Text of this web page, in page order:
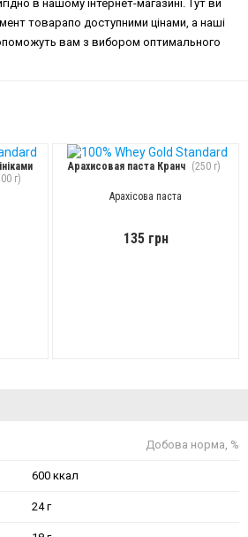
в нашому інтернет-магазині. Тут ви
товарапо доступними цінами, а наші
вам з вибором оптимального
г)
Арахисовая паста Кранч (250 г)
Арахісова паста
135 грн
Добова норма, %
600 ккал
24 г